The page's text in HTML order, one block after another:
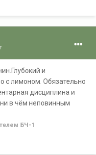
и
с лимоном. Обязательно
дисциплина и
в чём неповинным
БЧ-1